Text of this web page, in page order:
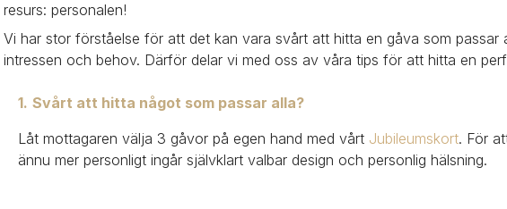
resurs: personalen!
Vi har stor förståelse för att det kan vara svårt att hitta en gåva som passar
intressen och behov. Därför delar vi med oss av våra tips för att hitta en
1. Svårt att hitta något som passar alla?
Låt mottagaren välja 3 gåvor på egen hand med vårt Jubileumskort. För